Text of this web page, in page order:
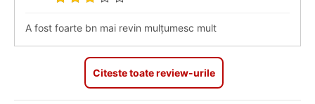
A fost foarte bn mai revin mulțumesc mult
Citeste toate review-urile